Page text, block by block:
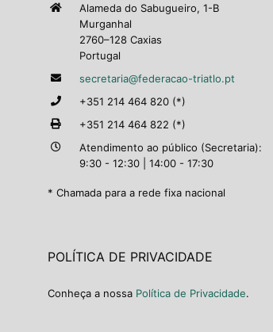
Alameda do Sabugueiro, 1-B
Murganhal
2760–128 Caxias
Portugal
secretaria@federacao-triatlo.pt
+351 214 464 820 (*)
+351 214 464 822 (*)
Atendimento ao público (Secretaria):
9:30 - 12:30 | 14:00 - 17:30
* Chamada para a rede fixa nacional
POLÍTICA DE PRIVACIDADE
Conheça a nossa Política de Privacidade.